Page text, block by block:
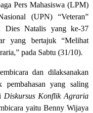
Pers Mahasiswa (LPM)
(UPN) “Veteran”
Dies Natalis yang ke-37
yang bertajuk “Melihat
pada Sabtu (31/10).
dan dilaksanakan
yang saling
Diskursus Konflik Agraria
yaitu Benny Wijaya